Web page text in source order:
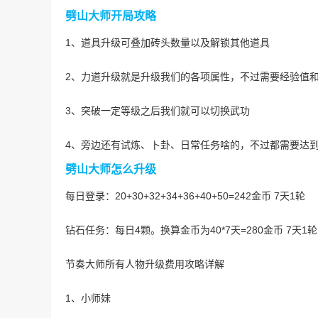
劈山大师开局攻略
1、道具升级可叠加砖头数量以及解锁其他道具
2、力道升级就是升级我们的各项属性，不过需要经验值
3、突破一定等级之后我们就可以切换武功
4、旁边还有试炼、卜卦、日常任务啥的，不过都需要达
劈山大师怎么升级
每日登录：20+30+32+34+36+40+50=242金币 7天1轮
钻石任务：每日4颗。换算金币为40*7天=280金币 7天1轮
节奏大师所有人物升级费用攻略详解
1、小师妹